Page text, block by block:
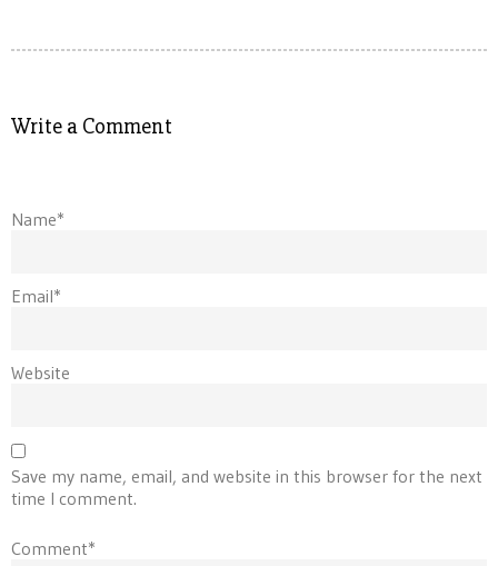
Write a Comment
Name*
Email*
Website
Save my name, email, and website in this browser for the next
time I comment.
Comment*